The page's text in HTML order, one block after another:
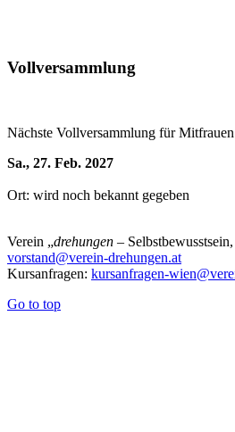
Vollversammlung
Nächste Vollversammlung für
Sa., 27. Feb. 2027
Ort: wird noch bekannt gegeben
Verein „drehungen –
vorstand@verein-drehungen.at
Kursanfragen: kursanfragen-
Go to top